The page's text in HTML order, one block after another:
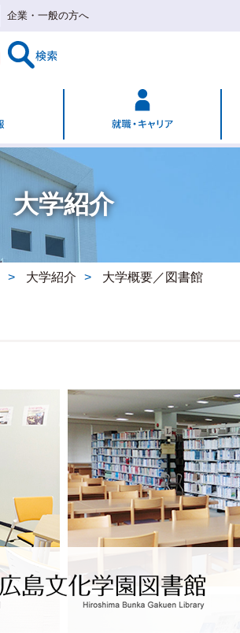
企業・一般の方へ
大学紹介
大学紹介 大学概要／図書館